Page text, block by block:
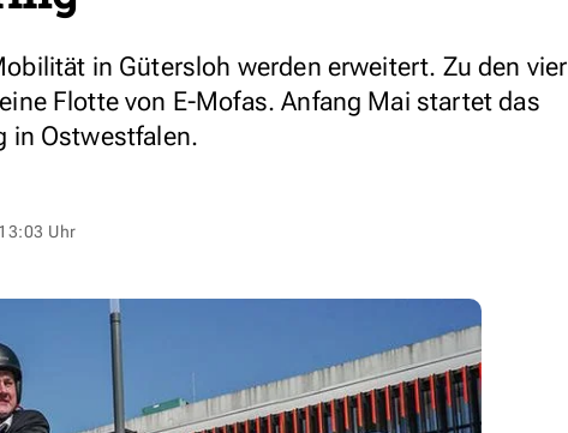
in Gütersloh werden erweitert. Zu den vier
Flotte von E-Mofas. Anfang Mai startet das
in Ostwestfalen.
Uhr